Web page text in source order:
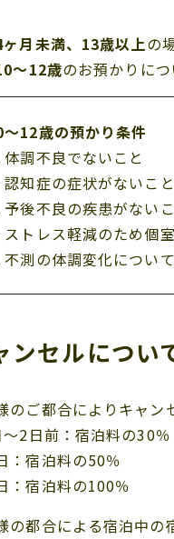
月未満、13歳以上の
～12歳のお預かりに
～12歳の預かり条件
体調不良でないこと
認知症の症状がないこと
予後不良の疾患がない
ストレス軽減のため個
不測の体調変化につい
ンセルについ
のご都合によりキャン
2日前：宿泊料の30％
：宿泊料の50％
：宿泊料の100％
の都合による宿泊中の